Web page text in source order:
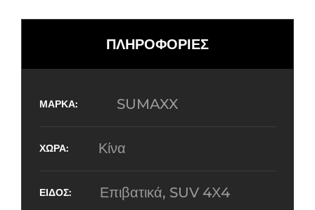
ΠΛΗΡΟΦΟΡΙΕΣ
SUMAXX
Κίνα
Επιβατικά, SUV 4Χ4